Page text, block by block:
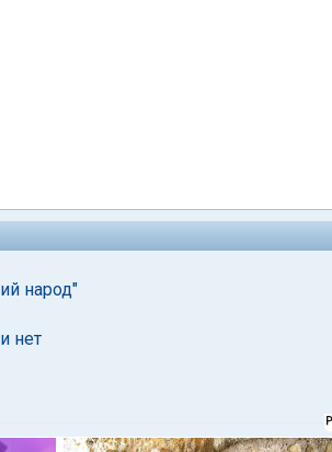
народ"
нет